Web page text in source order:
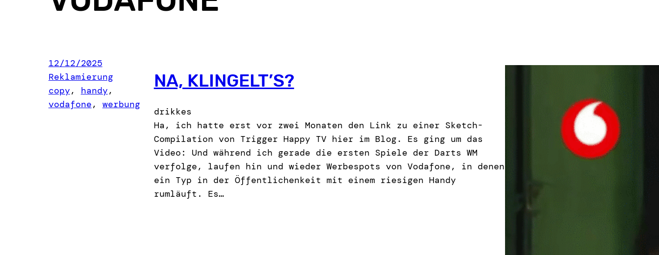
12/12/2025
Reklamierung
copy, handy
vodafone, werbung
NA, KLINGELT’S?
drikkes
Ha, ich hatte erst vor zwei Monaten den Link zu einer Sketch-
Compilation von Trigger Happy TV hier im Blog. Es ging um das
Video: Und während ich gerade die ersten Spiele der Darts WM
verfolge, laufen hin und wieder Werbespots von Vodafone, in denen
ein Typ in der Öffentlichenkeit mit einem riesigen Handy
rumläuft. Es…